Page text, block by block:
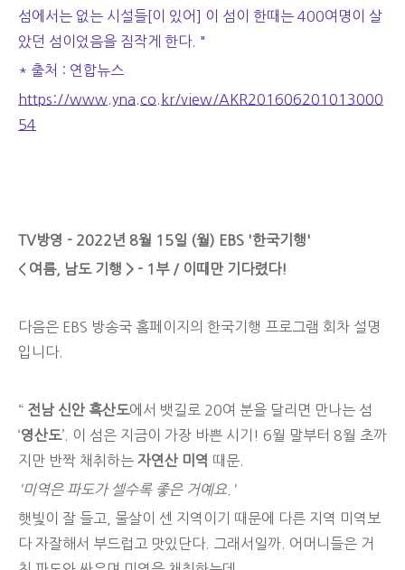
섬에서는 없는 시설들[이 있어] 이 섬이 한때는 400여명이 살
았던 섬이었음을 짐작게 한다. "
* 출처 : 연합뉴스
https://www.yna.co.kr/view/AKR201606201013000
54
TV방영 - 2022년 8월 15일 (월) EBS '한국기행'
< 여름, 남도 기행 > - 1부 / 이때만 기다렸다!
다음은 EBS 방송국 홈페이지의 한국기행 프로그램 회차 설명
입니다.
“ 전남 신안 흑산도에서 뱃길로 20여 분을 달리면 만나는 섬
‘영산도’. 이 섬은 지금이 가장 바쁜 시기! 6월 말부터 8월 초까
지만 반짝 채취하는 자연산 미역 때문.
'미역은 파도가 셀수록 좋은 거예요.'
햇빛이 잘 들고, 물살이 센 지역이기 때문에 다른 지역 미역보
다 자잘해서 부드럽고 맛있단다. 그래서일까. 어머니들은 거